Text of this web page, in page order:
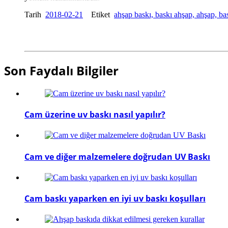
Tarih 2018-02-21 Etiket ahşap baskı, baskı ahşap, ahşap,
Son Faydalı Bilgiler
Cam üzerine uv baskı nasıl yapılır?
Cam ve diğer malzemelere doğrudan UV Baskı
Cam baskı yaparken en iyi uv baskı koşulları